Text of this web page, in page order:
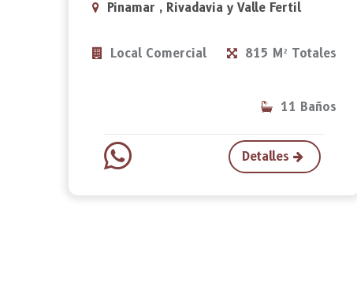
Pinamar , Rivadavia y Valle Fertil
Local Comercial 815 M² Totales
11 Baños
Detalles